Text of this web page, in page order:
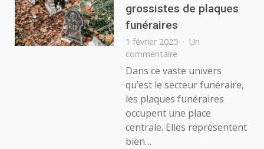
grossistes de plaques
funéraires
1 février 2025
Un
commentaire
Tout
savoir
sur
les
grossistes
de
Dans ce vaste univers
qu’est le secteur funéraire,
les plaques funéraires
occupent une place
centrale. Elles représentent
bien…